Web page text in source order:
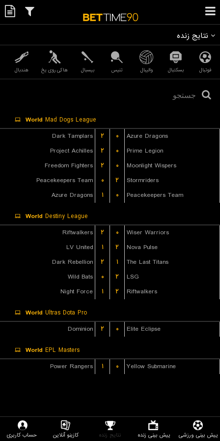
نتایج زنده
فوتبال بسکتبال والیبال تنیس بیسبال هاکی روی یخ هندبال
World Mad Dogs League
Dark Tamplars
۲ ۰
Azure Dragons
Project Achilles
۲ ۰
Prime Legion
Freedom Fighters
۲ ۰
Moonlight Wispers
Peacekeepers Team
۰ ۲
Stormriders
Azure Dragons
۱ ۰ Peacekeepers Team
World Destiny League
Riftwalkers
۲ ۰
Wiser Warriors
LV United
۱ ۲
Nova Pulse
Dark Rebellion
۲ ۱
The Last Titans
Wild Bats
۰ ۲
LSG
Night Force
۱ ۲ Riftwalkers
World Ultras Dota Pro
Dominion
۲ ۰ Elite Eclipse
World EPL Masters
Power Rangers
۱ ۰ Yellow Submarine
پیش بینی ورزشی پیش بینی زنده نتایج زنده کازینو آنلاین حساب کاربری